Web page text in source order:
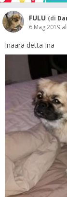
FULU (di
6 Mag 2019
Inaara detta Ina